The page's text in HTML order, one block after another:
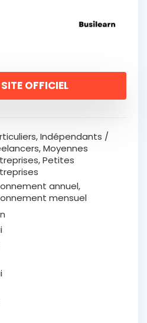
OFFICIEL
Indépendants /
Moyennes
Petites
annuel,
mensuel